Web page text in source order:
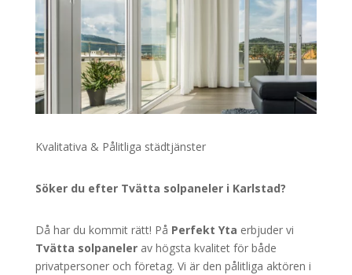
Kvalitativa & Pålitliga städtjänster
Söker du efter Tvätta solpaneler i Karlstad?
Då har du kommit rätt! På Perfekt Yta erbjuder vi
Tvätta solpanelerav högsta kvalitet för både
privatpersoner och företag. Vi är den pålitliga aktören i